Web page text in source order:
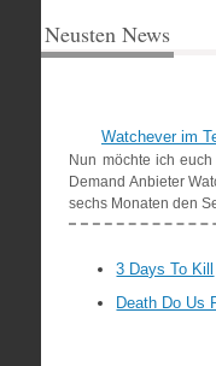
Neusten News
Watchever im
Nun möchte ich
Demand Anbieter
sechs Monaten den
3 Days To Kill
Death Do Us